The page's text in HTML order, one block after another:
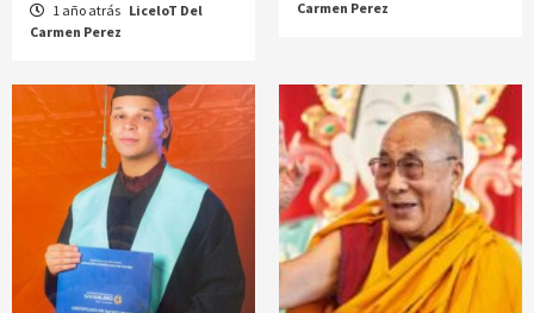
1 año atrás LiceloT Del
Carmen Perez
Carmen Perez